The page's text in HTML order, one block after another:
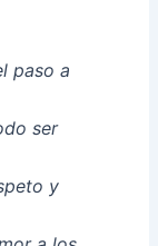
paso a
ser
y